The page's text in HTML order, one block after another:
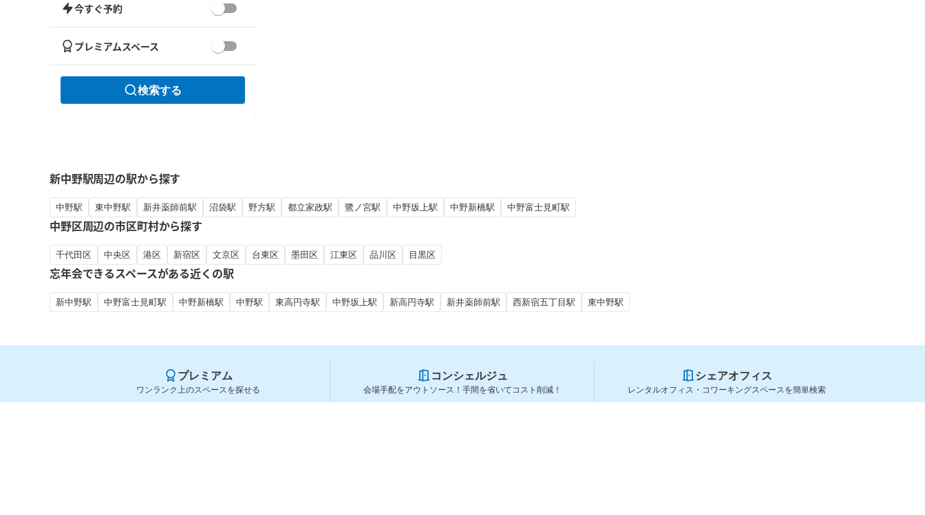
今すぐ予約
プレミアムスペース
検索する
新中野駅周辺の駅から探す
中野駅 東中野駅 新井薬師前駅 沼袋駅 野方駅 都立家政駅 鷺ノ宮駅 中野坂上駅 中野新橋駅 中野富士見町駅
中野区周辺の市区町村から探す
千代田区 中央区 港区 新宿区 文京区 台東区 墨田区 江東区 品川区 目黒区
忘年会できるスペースがある近くの駅
新中野駅 中野富士見町駅 中野新橋駅 中野駅 東高円寺駅 中野坂上駅 新高円寺駅 新井薬師前駅 西新宿五丁目駅 東中野駅
プレミアム
ワンランク上のスペースを探せる
コンシェルジュ
会場手配をアウトソース！手間を省いてコスト削減！
シェアオフィス
レンタルオフィス・コワーキングスペースを簡単検索